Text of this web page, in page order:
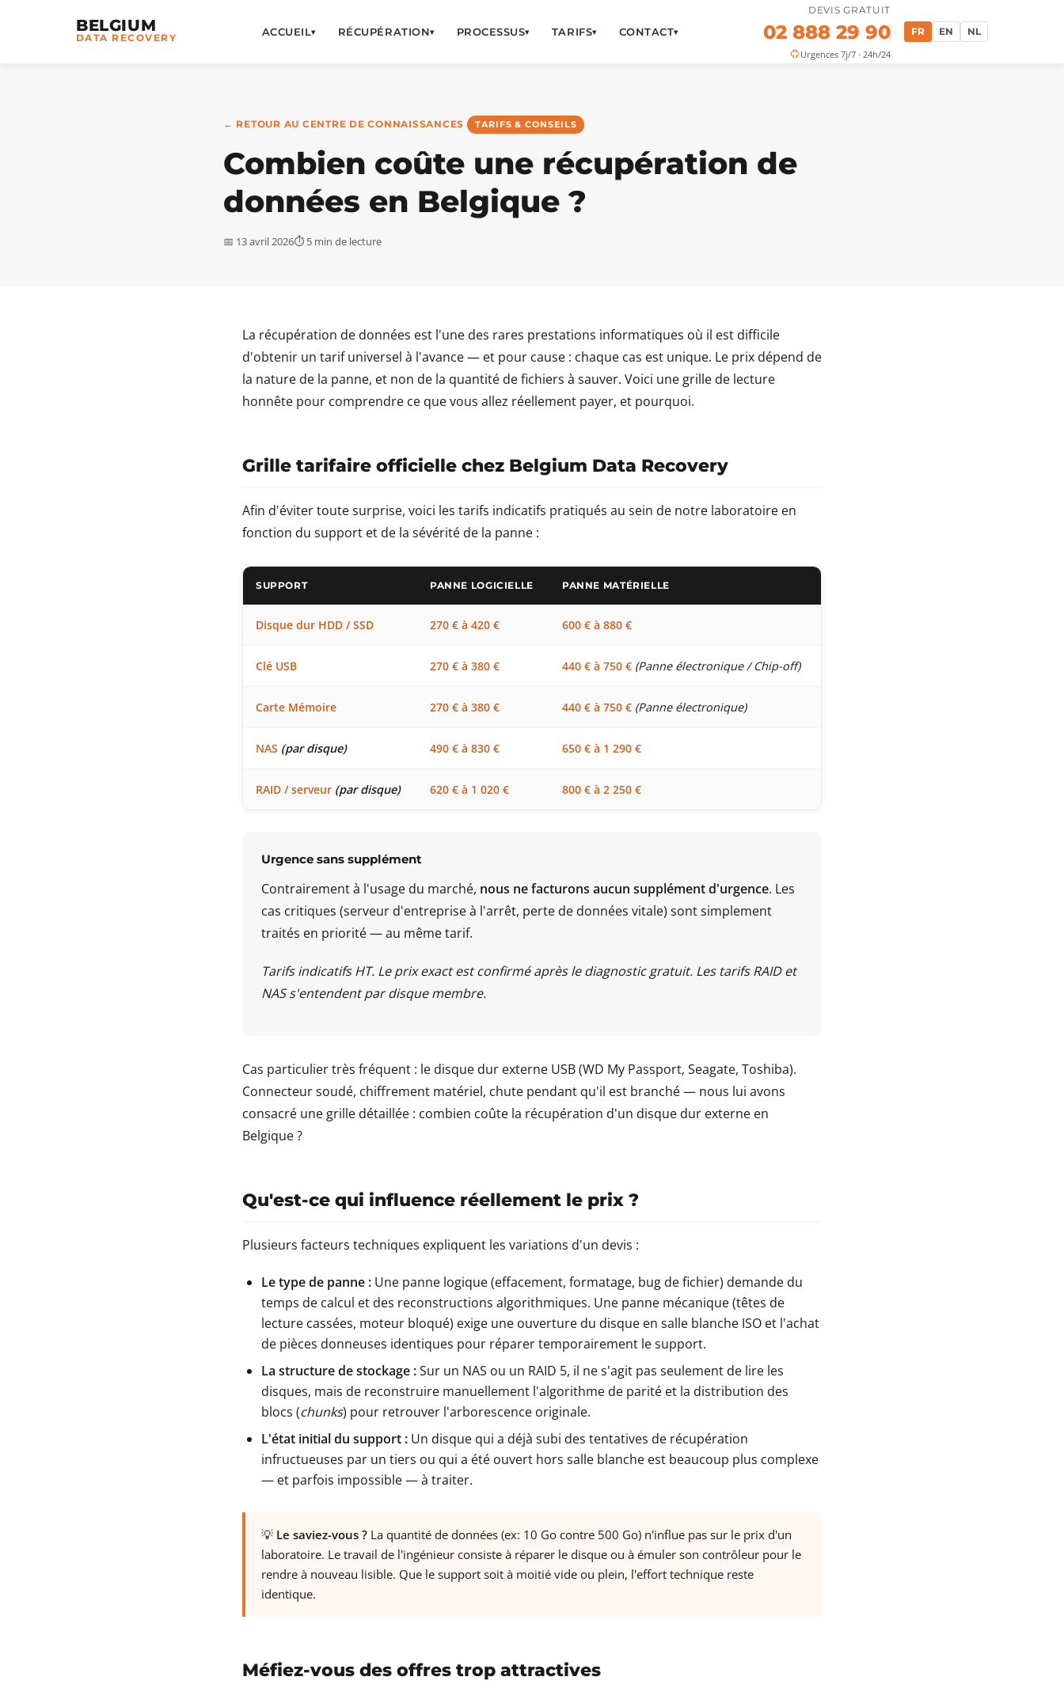
BELGIUM
DATA RECOVERY ACCUEIL▾ RÉCUPÉRATION▾ PROCESSUS▾ TARIFS▾ CONTACT▾
DEVIS GRATUIT
02 888 29 90
Urgences 7j/7 · 24h/24
FR EN NL
← RETOUR AU CENTRE DE CONNAISSANCES TARIFS & CONSEILS
Combien coûte une récupération de
données en Belgique ?
📅 13 avril 2026⏱ 5 min de lecture
La récupération de données est l'une des rares prestations informatiques où il est difficile
d'obtenir un tarif universel à l'avance — et pour cause : chaque cas est unique. Le prix dépend de
la nature de la panne, et non de la quantité de fichiers à sauver. Voici une grille de lecture
honnête pour comprendre ce que vous allez réellement payer, et pourquoi.
Grille tarifaire officielle chez Belgium Data Recovery
Afin d'éviter toute surprise, voici les tarifs indicatifs pratiqués au sein de notre laboratoire en
fonction du support et de la sévérité de la panne :
SUPPORT PANNE LOGICIELLE PANNE MATÉRIELLE
Disque dur HDD / SSD 270 € à 420 € 600 € à 880 €
Clé USB 270 € à 380 € 440 € à 750 € (Panne électronique / Chip-off)
Carte Mémoire 270 € à 380 € 440 € à 750 € (Panne électronique)
NAS (par disque) 490 € à 830 € 650 € à 1 290 €
RAID / serveur (par disque) 620 € à 1 020 € 800 € à 2 250 €
Urgence sans supplément
Contrairement à l'usage du marché, nous ne facturons aucun supplément d'urgence. Les
cas critiques (serveur d'entreprise à l'arrêt, perte de données vitale) sont simplement
traités en priorité — au même tarif.
Tarifs indicatifs HT. Le prix exact est confirmé après le diagnostic gratuit. Les tarifs RAID et
NAS s'entendent par disque membre.
Cas particulier très fréquent : le disque dur externe USB (WD My Passport, Seagate, Toshiba).
Connecteur soudé, chiffrement matériel, chute pendant qu'il est branché — nous lui avons
consacré une grille détaillée : combien coûte la récupération d'un disque dur externe en
Belgique ?
Qu'est-ce qui influence réellement le prix ?
Plusieurs facteurs techniques expliquent les variations d'un devis :
Le type de panne : Une panne logique (effacement, formatage, bug de fichier) demande du
temps de calcul et des reconstructions algorithmiques. Une panne mécanique (têtes de
lecture cassées, moteur bloqué) exige une ouverture du disque en salle blanche ISO et l'achat
de pièces donneuses identiques pour réparer temporairement le support.
La structure de stockage :Sur un NAS ou un RAID 5, il ne s'agit pas seulement de lire les
disques, mais de reconstruire manuellement l'algorithme de parité et la distribution des
blocs (chunks) pour retrouver l'arborescence originale.
L'état initial du support : Un disque qui a déjà subi des tentatives de récupération
infructueuses par un tiers ou qui a été ouvert hors salle blanche est beaucoup plus complexe
— et parfois impossible — à traiter.
💡 Le saviez-vous ? La quantité de données (ex: 10 Go contre 500 Go) n'influe pas sur le prix d'un
laboratoire. Le travail de l'ingénieur consiste à réparer le disque ou à émuler son contrôleur pour le
rendre à nouveau lisible. Que le support soit à moitié vide ou plein, l'effort technique reste
identique.
Méfiez-vous des offres trop attractives